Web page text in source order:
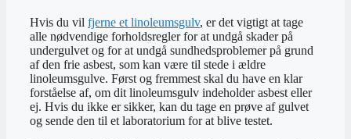
Hvis du vil fjerne et linoleumsgulv, er det vigtigt at tage
alle nødvendige forholdsregler for at undgå skader på
undergulvet og for at undgå sundhedsproblemer på grund
af den frie asbest, som kan være til stede i ældre
linoleumsgulve. Først og fremmest skal du have en klar
forståelse af, om dit linoleumsgulv indeholder asbest eller
ej. Hvis du ikke er sikker, kan du tage en prøve af gulvet
og sende den til et laboratorium for at blive testet.